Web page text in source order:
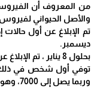
من المعروف أن
والأصل الحيواني
ديسمبر.
بحلول 8 يناير ، تم الإبلاغ عن 59 حالة مشتبه فيها وكان سبعة أشخاص في حالة حرجة، تم تطوير اختبارات للفيروس الجديد وبدأت الحالات المسجلة في الارتفاع.
وربما يصل إلى 7000، وهو الأمر الذي خرج عن السيطرة فيما بعد وأصاب أكثر من مليون شخص.